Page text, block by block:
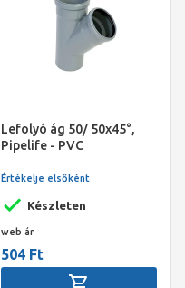
Lefolyó ág 50/ 50x45°,
Pipelife - PVC
Készleten
Értékelje elsőként
web ár
504 Ft